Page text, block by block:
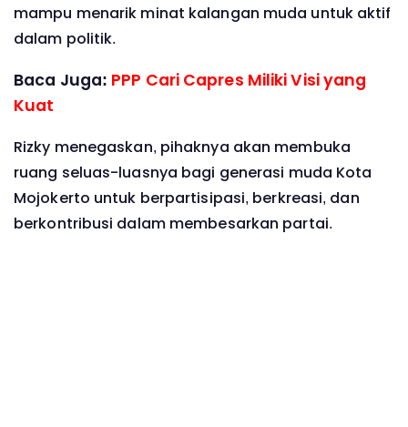
mampu menarik minat kalangan muda untuk aktif
dalam politik.
Baca Juga: PPP Cari Capres Miliki Visi yang
Kuat
Rizky menegaskan, pihaknya akan membuka
ruang seluas-luasnya bagi generasi muda Kota
Mojokerto untuk berpartisipasi, berkreasi, dan
berkontribusi dalam membesarkan partai.